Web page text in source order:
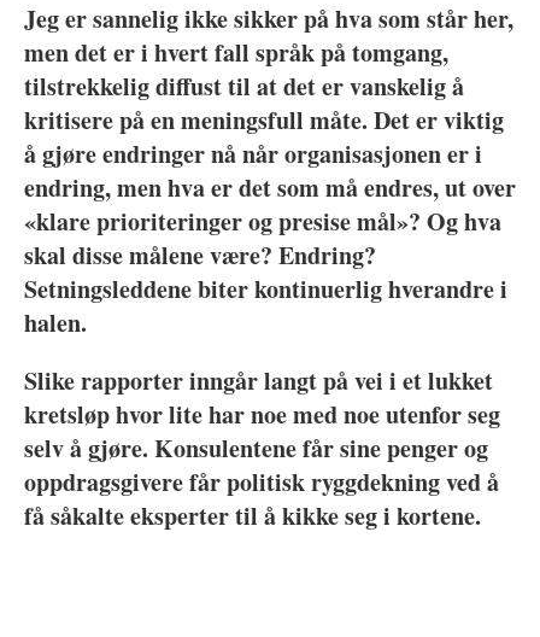
Jeg er sanneligikke sikker på hva som står her,
men det er i hvert fall språk på tomgang,
tilstrekkelig diffust til at det er vanskelig å
kritisere på en meningsfull måte. Det er viktig
å gjøre endringer nå når organisasjonen er i
endring, men hva er det som må endres, ut over
«klare prioriteringer og presise mål»? Og hva
skal disse målene være? Endring?
Setningsleddene biter kontinuerlig hverandre i
halen.
Slike rapporter inngår langt på vei i et lukket
kretsløp hvor lite har noe med noe utenfor seg
selv å gjøre. Konsulentene får sine penger og
oppdragsgivere får politisk ryggdekning ved å
få såkalte eksperter til å kikke seg i kortene.